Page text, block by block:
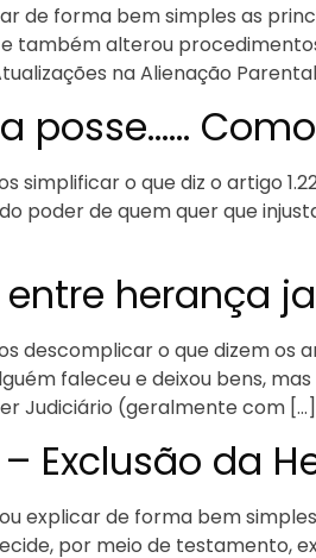
de forma bem simples as
também alterou
na Alienação
posse……
simplificar o que diz o artigo
poder de quem quer que
entre herança
descomplicar o que dizem os
faleceu e deixou bens,
Judiciário (geralmente com […]
Exclusão da
explicar de forma bem
por meio de testamento,